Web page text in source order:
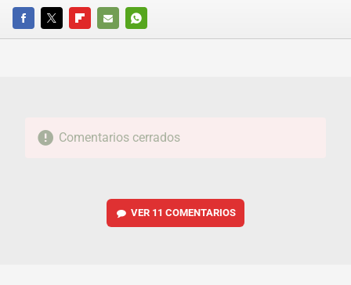
FACEBOOKTWITTERFLIPBOARD
E-
WHATSAPP
Comentarios cerrados
VER 11 COMENTARIOS